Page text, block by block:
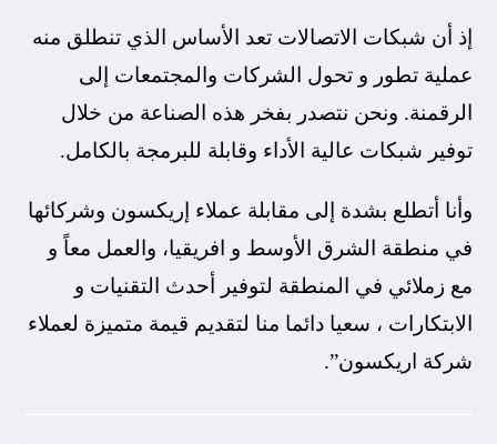
إذ أن شبكات الاتصالات تعد الأساس الذي تنطلق منه
عملية تطور و تحول الشركات والمجتمعات إلى
الرقمنة. ونحن نتصدر بفخر هذه الصناعة من خلال
توفير شبكات عالية الأداء وقابلة للبرمجة بالكامل.
وأنا أتطلع بشدة إلى مقابلة عملاء إريكسون وشركائها
في منطقة الشرق الأوسط و افريقيا، والعمل معاً و
مع زملائي في المنطقة لتوفير أحدث التقنيات و
الابتكارات ، سعيا دائما منا لتقديم قيمة متميزة لعملاء
شركة اريكسون”.